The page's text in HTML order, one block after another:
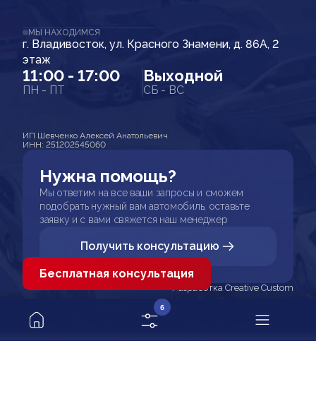
МЫ НАХОДИМСЯ
г. Владивосток, ул. Красного Знамени, д. 86А, 2
этаж
11:00 - 17:00
ПН - ПТ
Выходной
СБ - ВС
ИП Шевченко Алексей Анатольевич
ИНН: 251202545060
Нужна помощь?
Мы ответим на все ваши запросы и сможем
подобрать нужный вам автомобиль, оставьте
заявку и с вами свяжется наш менеджер
Получить консультацию
Разработка Creative Custom
6
Бесплатная консультация